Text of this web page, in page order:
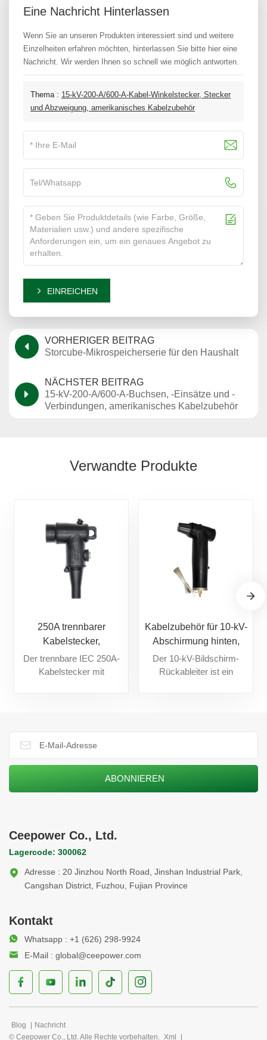
Eine Nachricht Hinterlassen
Wenn Sie an unseren Produkten interessiert sind und weitere
Einzelheiten erfahren möchten, hinterlassen Sie bitte hier eine
Nachricht. Wir werden Ihnen so schnell wie möglich antworten.
Thema : 15-kV-200-A/600-A-Kabel-Winkelstecker, Stecker
und Abzweigung, amerikanisches Kabelzubehör
EINREICHEN
VORHERIGER BEITRAG
Storcube-Mikrospeicherserie für den Haushalt
NÄCHSTER BEITRAG
15-kV-200-A/600-A-Buchsen, -Einsätze und -
Verbindungen, amerikanisches Kabelzubehör
Verwandte Produkte
250A trennbarer
Kabelstecker,
europäisches
Kabelzubehör
Der trennbare IEC 250A-
Kabelstecker mit
eignet. Es besteht aus
strapazierfähigem EPDM,
Steckverbinder
unterstützen XLPE-Kabel
mit 8,7/15/17,5 kV (25–120
mm²) und eignen sich für
Ringleitungen (RMUs),
und bieten zuverlässige
Isolierung und erhöhte
Sicherheit.
Kabelzubehör für 10-kV-
Abschirmung hinten,
europäischer Typ
Der 10-kV-Bildschirm-
Rückableiter ist ein
feuchtigkeitsbeständigen
Schutz gefertigt ist.
Überspannungsschutz
unter rauen Bedingungen.
Ceepower Co., Ltd.
Lagercode: 300062
Adresse : 20 Jinzhou North Road, Jinshan Industrial Park,
Cangshan District, Fuzhou, Fujian Province
Kontakt
Whatsapp : +1 (626) 298-9924
E-Mail : global@ceepower.com
Blog
Nachricht
© Ceepower Co., Ltd. Alle Rechte vorbehalten. Xml